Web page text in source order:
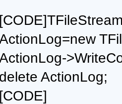
delete ActionLog;
[CODE]